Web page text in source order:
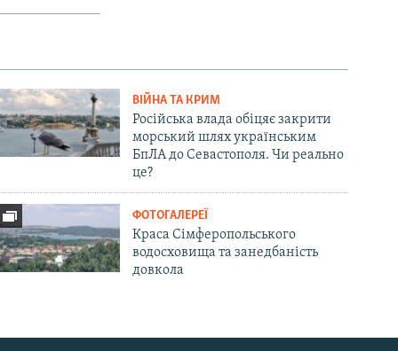
ВІЙНА ТА КРИМ
Російська влада обіцяє закрити
морський шлях українським
БпЛА до Севастополя. Чи реально
це?
ФОТОГАЛЕРЕЇ
Краса Сімферопольського
водосховища та занедбаність
довкола